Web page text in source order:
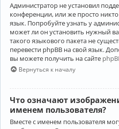
Администратор не установил
конференции, или же просто
язык. Попробуйте узнать у
может ли он установить нужный
такого языкового пакета не
перевести phpBB на свой язык.
вы можете получить на сайте
Вернуться к началу
Что означают
именем пользователя?
Вместе с именем пользователя